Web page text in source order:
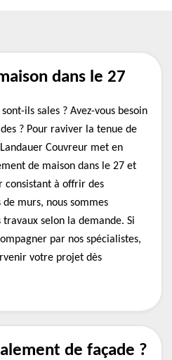
dans le 27
ils sales ? Avez-vous besoin
? Pour raviver la tenue de
Couvreur met en
de maison dans le 27 et
consistant à offrir des
murs, nous sommes
selon la demande. Si
par nos spécialistes,
votre projet dès
de façade ?